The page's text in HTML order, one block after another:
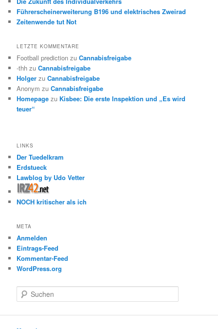
Führerscheinerweiterung B196 und elektrisches Zweirad
Zeitenwende tut Not
LETZTE KOMMENTARE
Football prediction zuCannabisfreigabe
-thh zuCannabisfreigabe
Holger zuCannabisfreigabe
Anonym zuCannabisfreigabe
Homepage zu Kisbee: Die erste Inspektion und „Es wird
teuer“
LINKS
Der Tuedelkram
Erdstueck
Lawblog by Udo Vetter
NOCH kritischer als ich
META
Anmelden
Eintrags-Feed
Kommentar-Feed
WordPress.org
u